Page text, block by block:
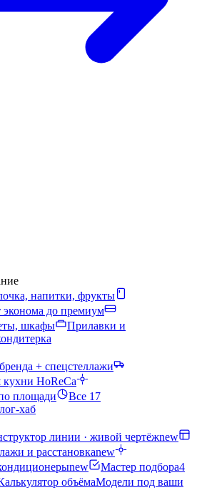
напитки, фрукты
эконома до премиум
шкафы
Прилавки и
+ спецстеллажи
кухни HoReCa
площади
Все 17
хаб
линии · живой чертёжnew
и расстановкаnew
new Мастер подбора4
объёмаМодели под ваши